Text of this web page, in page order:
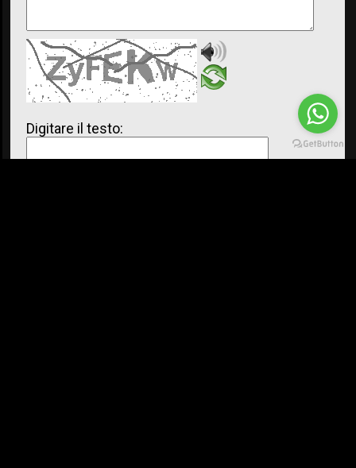
Digitare il testo: